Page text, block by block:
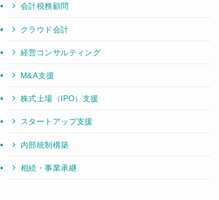
会計税務顧問
クラウド会計
経営コンサルティング
M&A支援
株式上場（IPO）支援
スタートアップ支援
内部統制構築
相続・事業承継